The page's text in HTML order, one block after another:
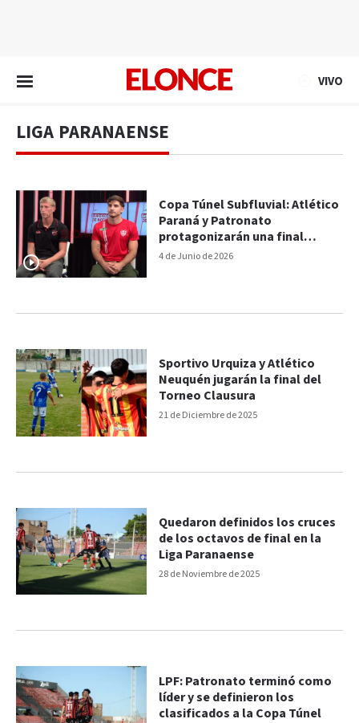
VIVO
LIGA PARANAENSE
4 de Junio de 2026
Copa Túnel Subfluvial: Atlético
Paraná y Patronato
protagonizarán una final
histórica
21 de Diciembre de 2025
Sportivo Urquiza y Atlético
Neuquén jugarán la final del
Torneo Clausura
28 de Noviembre de 2025
Quedaron definidos los cruces
de los octavos de final en la
Liga Paranaense
LPF: Patronato terminó como
líder y se definieron los
clasificados a la Copa Túnel